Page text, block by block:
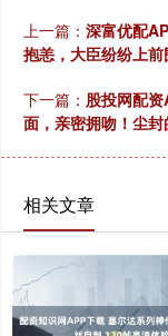
上一篇： 深富优配
抱恙，大臣纷纷上前
下一篇： 股投网配
面，亲密拥吻！尘
相关文章